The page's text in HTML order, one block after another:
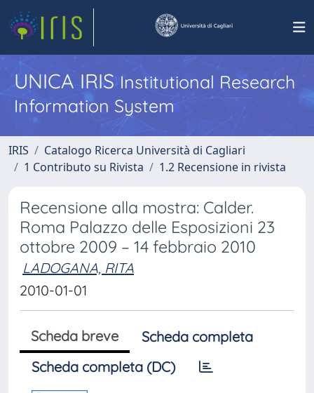
UNICA IRISInstitutional Research
Information System
IRIS
Catalogo Ricerca Università di Cagliari
1 Contributo su Rivista
1.2 Recensione in rivista
Recensione alla mostra: Calder.
Roma Palazzo delle Esposizioni 23
ottobre 2009 – 14 febbraio 2010
LADOGANA, RITA
2010-01-01
Scheda breve
Scheda completa
Scheda completa (DC)